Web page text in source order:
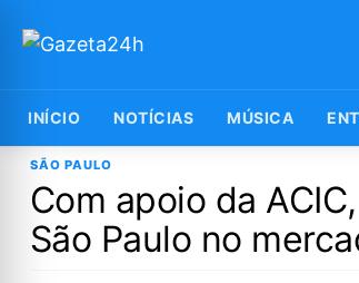
INÍCIO NOTÍCIAS MÚSICA
SÃO PAULO
Com apoio da
São Paulo no